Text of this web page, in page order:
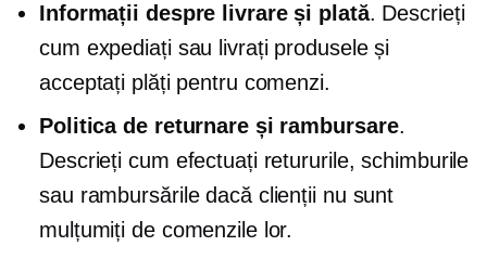
Informații despre livrare și plată. Descrieți
cum expediați sau livrați produsele și
acceptați plăți pentru comenzi.
Politica de returnare și rambursare.
Descrieți cum efectuați retururile, schimburile
sau rambursările dacă clienții nu sunt
mulțumiți de comenzile lor.